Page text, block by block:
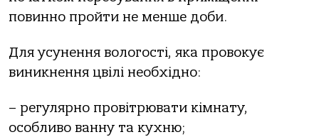
повинно пройти не менше доби.
Для усунення вологості, яка провокує
виникнення цвілі необхідно:
– регулярно провітрювати кімнату,
особливо ванну та кухню;